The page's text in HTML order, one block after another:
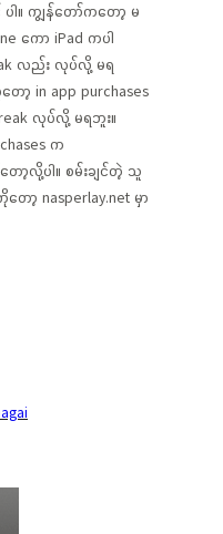
ါ။ ကျွန်တော်ကတော့ မ
ကော iPad ကပါ
လည်း လုပ်လို့ မရ
ာ့ in app purchases
လုပ်လို့ မရဘူး။
က
ော့လို့ပါ။ စမ်းချင်တဲ့ သူ
ော့ nasperlay.net မှာ